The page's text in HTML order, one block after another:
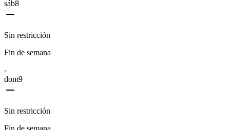
sáb8
Sin restricción
Fin de semana
-
dom9
Sin restricción
Fin de semana